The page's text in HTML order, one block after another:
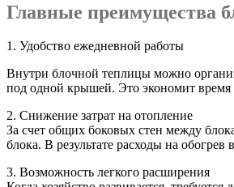
Главные преимущества
1. Удобство ежедневной работы
Внутри блочной теплицы можно
под одной крышей. Это экономит
2. Снижение затрат на отопление
За счет общих боковых стен между
блока. В результате расходы на
3. Возможность легкого расширения